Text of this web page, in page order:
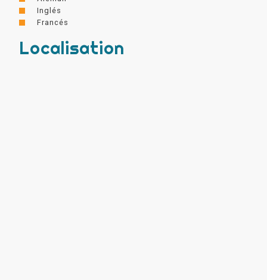
Inglés
Francés
Localisation